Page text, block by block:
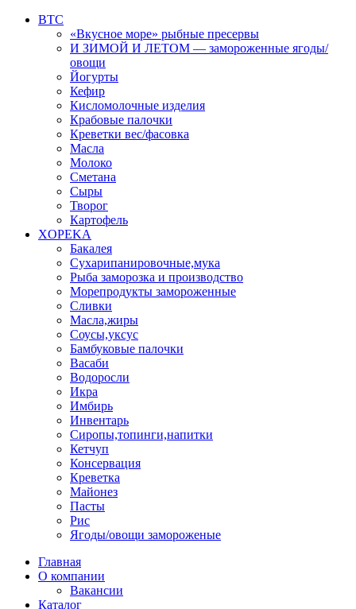
BTC
«Вкусное море» рыбные пресервы
И ЗИМОЙ И ЛЕТОМ — замороженные ягоды/
овощи
Йогурты
Кефир
Кисломолочные изделия
Крабовые палочки
Креветки вес/фасовка
Масла
Молоко
Сметана
Сыры
Творог
Картофель
XOPEKA
Бакалея
Сухарипанировочные,мука
Рыба заморозка и производство
Морепродукты замороженные
Сливки
Масла,жиры
Соусы,уксус
Бамбуковые палочки
Васаби
Водоросли
Икра
Имбирь
Инвентарь
Сиропы,топинги,напитки
Кетчуп
Консервация
Креветка
Майонез
Пасты
Рис
Ягоды/овощи замороженые
Главная
О компании
Вакансии
Каталог